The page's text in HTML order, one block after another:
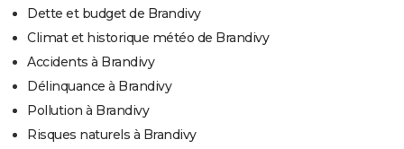
Dette et budget de Brandivy
Climat et historique météo de Brandivy
Accidents à Brandivy
Délinquance à Brandivy
Pollution à Brandivy
Risques naturels à Brandivy